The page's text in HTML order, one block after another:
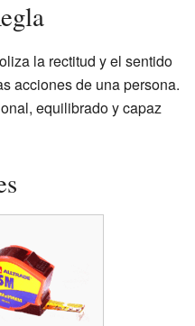
la rectitud y el sentido
acciones de una persona.
equilibrado y capaz